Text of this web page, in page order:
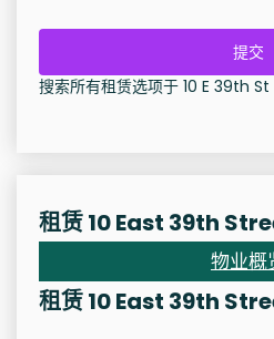
提交
搜索所有租赁选项于 10 E 39th St
租赁 10 East 39th
物业概
租赁 10 East 39th